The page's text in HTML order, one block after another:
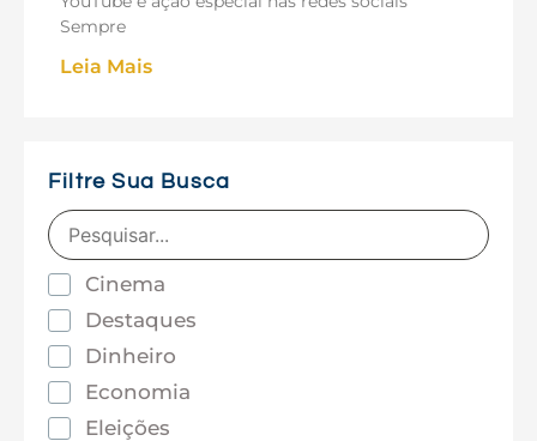
Sempre
Leia Mais
Filtre Sua Busca
Cinema
Destaques
Dinheiro
Economia
Eleições